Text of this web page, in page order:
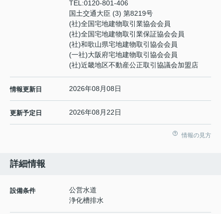
TEL:0120-801-406
国土交通大臣 (3) 第8219号
(社)全国宅地建物取引業協会会員
(社)全国宅地建物取引業保証協会会員
(社)和歌山県宅地建物取引協会会員
(一社)大阪府宅地建物取引協会会員
(社)近畿地区不動産公正取引協議会加盟店
情報更新日 2026年08月08日
更新予定日 2026年08月22日
情報の見方
詳細情報
設備条件
公営水道
浄化槽排水